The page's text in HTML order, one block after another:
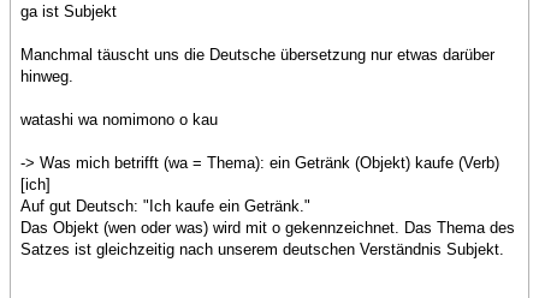
ga ist Subjekt
Manchmal täuscht uns die Deutsche übersetzung nur etwas darüber
hinweg.
watashi wa nomimono o kau
-> Was mich betrifft (wa = Thema): ein Getränk (Objekt) kaufe (Verb)
[ich]
Auf gut Deutsch: "Ich kaufe ein Getränk."
Das Objekt (wen oder was) wird mit o gekennzeichnet. Das Thema des
Satzes ist gleichzeitig nach unserem deutschen Verständnis Subjekt.